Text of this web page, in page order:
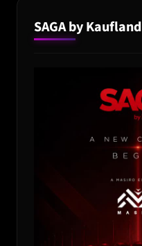
SAGA by Kaufland